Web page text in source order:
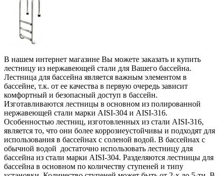
В нашем интернет магазине Вы можете заказать и купить
лестницу из нержавеющей стали для Вашего бассейна.
Лестница для бассейна является важным элементом в
бассейне, т.к. от ее качества в первую очередь зависит
комфортный и безопасный доступ в бассейн.
Изготавливаются лестницы в основном из полированной
нержавеющей стали марки AISI-304 и AISI-316.
Особенностью лестниц, изготовленных из стали AISI-316,
является то, что они более коррозиеустойчивы и подходят для
использования в бассейнах с соленой водой. В бассейнах с
обычной водой достаточно использовать лестницу для
бассейна из стали марки AISI-304. Разделяются лестницы для
бассейна в основном по количеству ступеней и типу